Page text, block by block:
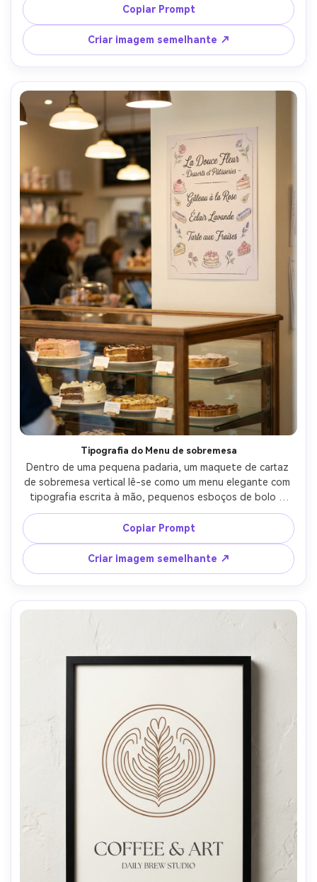
borda, fotografado como uma impressão emoldurada ao
lado de frascos de especiarias, iluminação quente da
cozinha, Sony A7R IV, 50mm, composição centrada,
textura de impressão fotorealista-AR 4:5
Copiar Prompt
Criar imagem semelhante ↗
Tipografia do Menu de sobremesa
Dentro de uma pequena padaria, um maquete de cartaz
de sobremesa vertical lê-se como um menu elegante com
tipografia escrita à mão, pequenos esboços de bolo e
uma paleta de pasteles florais macios, fotografados em
uma parede de creme acima de uma vitrine de vidro,
iluminação aérea difusa, Nikon Z6II, 85mm, profundidade
de campo rasa, grão de papel realista, texto nítido-AR
4:5
Copiar Prompt
Criar imagem semelhante ↗